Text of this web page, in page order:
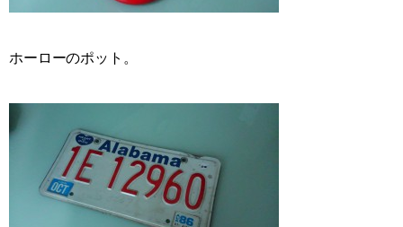
ホーローのポット。